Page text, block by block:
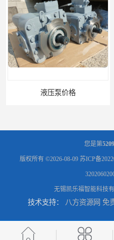
液压泵价格
柱塞泵价格
您是第
版权所有 ©2026-08-09 苏ICP备
无锡凯乐福智能科技
技术支持： 八方资源网 免